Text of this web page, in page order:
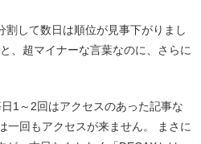
して数日は順位が見事下がりまし
、超マイナーな言葉なのに、さらに
1～2回はアクセスのあった記事な
一回もアクセスが来ません。 まさに